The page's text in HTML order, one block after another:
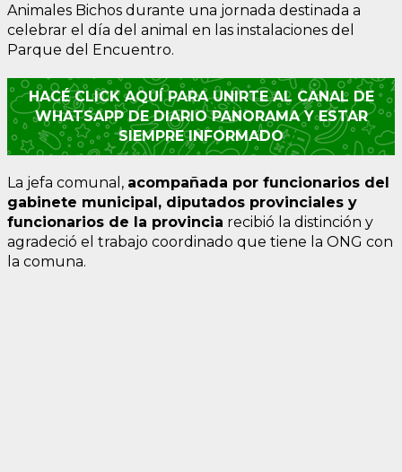
Animales Bichos durante una jornada destinada a
celebrar el día del animal en las instalaciones del
Parque del Encuentro.
HACÉ CLICK AQUÍ PARA UNIRTE AL CANAL DE
WHATSAPP DE DIARIO PANORAMA Y ESTAR
SIEMPRE INFORMADO
La jefa comunal, acompañada por funcionarios del
gabinete municipal, diputados provinciales y
funcionarios de la provincia recibió la distinción y
agradeció el trabajo coordinado que tiene la ONG con
la comuna.